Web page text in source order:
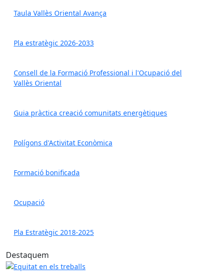
Taula Vallès Oriental Avança
Pla estratègic 2026-2033
Consell de la Formació Professional i l'Ocupació del
Vallès Oriental
Guia pràctica creació comunitats energètiques
Polígons d'Activitat Econòmica
Formació bonificada
Ocupació
Pla Estratègic 2018-2025
Destaquem